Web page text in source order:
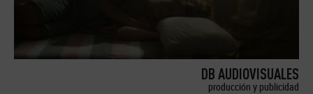
DB AUDIOVISUALES
producción y publicidad